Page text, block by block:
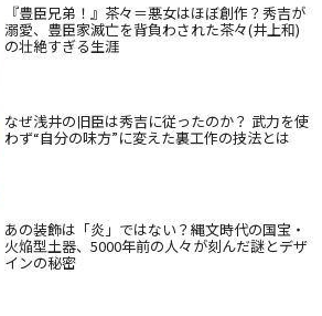
『豊臣兄弟！』茶々＝悪女はほぼ創作？秀吉が
溺愛、豊臣家滅亡を背負わされた茶々(井上和)
の壮絶すぎる生涯
なぜ浅井の旧臣は秀吉に従ったのか？ 武力を使
わず“自分の味方”に変えた裏工作の技法とは
あの装飾は「炎」ではない？縄文時代の国宝・
火焔型土器、5000年前の人々が刻んだ謎とデザ
インの秘密